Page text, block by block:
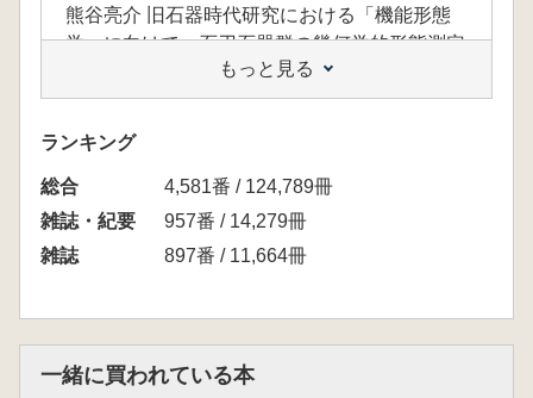
熊谷亮介 旧石器時代研究における「機能形態
学」に向けて 石刃石器群の幾何学的形態測定
出穂雅実・國木田大・斎野裕彦・平塚幸人・中
沢祐一・大谷 薫・廣松滉一・百原 新・高原
光・松崎浩之 仙台市富沢遺跡27層コンポーネ
ントの年代決定:古本州島北部における最終氷
期最盛期の石器群の年代と古サハリン 北海
道-千島半島との関連
國木田大・山崎 健・佐藤宏之 前田耕地遺跡の
もっと見る
ランキング
総合
4,581番 / 124,789冊
雑誌・紀要
957番 / 14,279冊
雑誌
897番 / 11,664冊
一緒に買われている本